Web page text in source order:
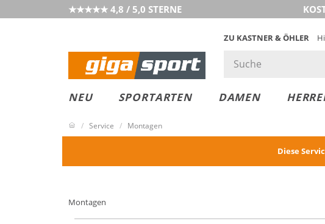
★★★★★ 4,8 / 5,0 STERNE
ZU KASTNER & ÖHLER
NEU SPORTARTEN DAMEN
Service Montagen
Diese
Montagen